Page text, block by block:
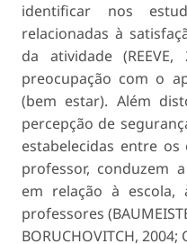
identificar nos
relacionadas à
da atividade
preocupação com o
(bem estar). Além
percepção de
estabelecidas entre
professor, conduzem
em relação à escola,
professores
BORUCHOVITCH, 2004;